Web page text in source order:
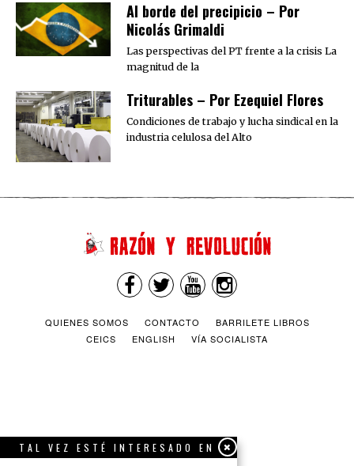
Al borde del precipicio – Por
Nicolás Grimaldi
Las perspectivas del PT frente a la crisis La
magnitud de la
Triturables – Por Ezequiel Flores
Condiciones de trabajo y lucha sindical en la
industria celulosa del Alto
QUIENES SOMOS CONTACTO
BARRILETE LIBROS
CEICS
ENGLISH VÍA SOCIALISTA
TAL VEZ ESTÉ INTERESADO EN